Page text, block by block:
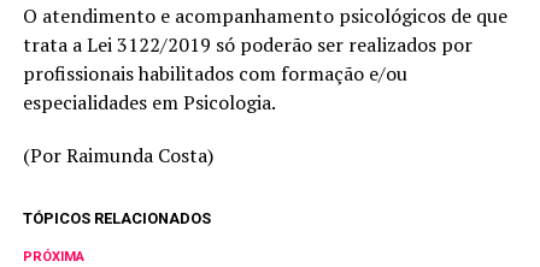
O atendimento e acompanhamento psicológicos de que
trata a Lei 3122/2019 só poderão ser realizados por
profissionais habilitados com formação e/ou
especialidades em Psicologia.
(Por Raimunda Costa)
TÓPICOS RELACIONADOS
PRÓXIMA